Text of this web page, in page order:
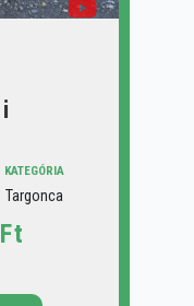
KATEGÓRIA
Targonca